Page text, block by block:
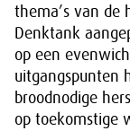
thema’s van de
Denktank
op een
uitgangspunten
broodnodige
op toekomstige